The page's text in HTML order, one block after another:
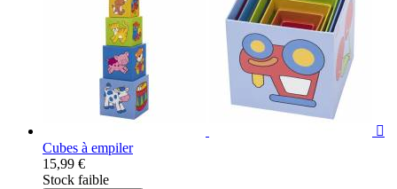

Cubes à empiler
15,99 €
Stock faible